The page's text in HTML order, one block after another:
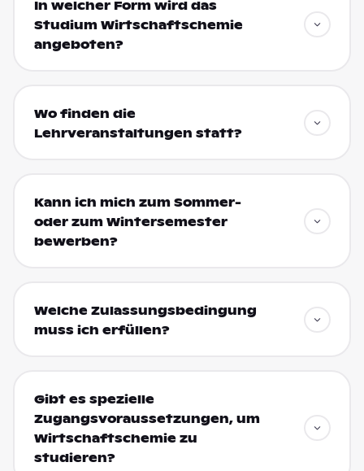
In welcher Form wird das
Studium Wirtschaftschemie
angeboten?
Wo finden die
Lehrveranstaltungen statt?
Kann ich mich zum Sommer-
oder zum Wintersemester
bewerben?
Welche Zulassungsbedingung
muss ich erfüllen?
Gibt es spezielle
Zugangsvoraussetzungen, um
Wirtschaftschemie zu
studieren?